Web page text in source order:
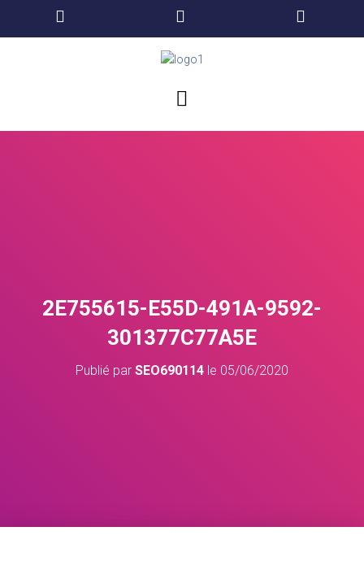
2E755615-E55D-491A-9592-
301377C77A5E
Publié par SEO690114 le 05/06/2020